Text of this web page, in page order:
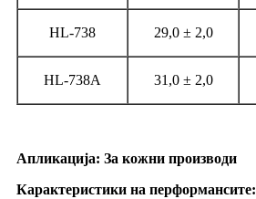
HL-738 29,0 ± 2,0
HL-738A 31,0 ± 2,0
Апликација: За кожни производи
Карактеристики на перформансите: